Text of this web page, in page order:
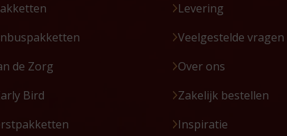
de Zorg
Bird
Levering
Veelgestelde vragen
Over ons
Zakelijk bestellen
Inspiratie